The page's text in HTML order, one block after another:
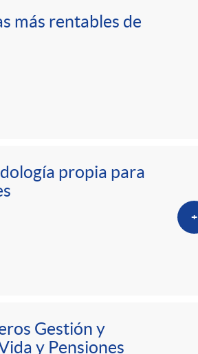
más rentables de
propia para
+
Gestión y
y Pensiones